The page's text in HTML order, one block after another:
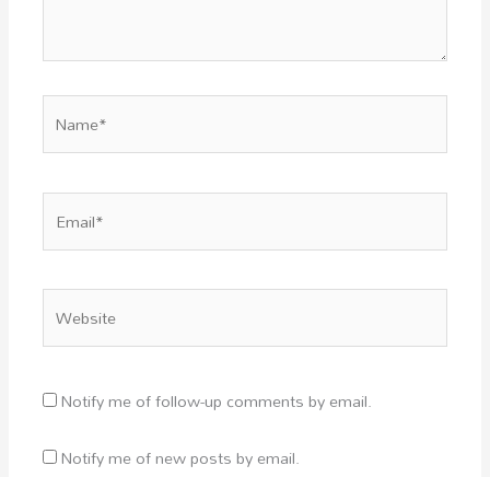
Notify me of follow-up comments by email.
Notify me of new posts by email.